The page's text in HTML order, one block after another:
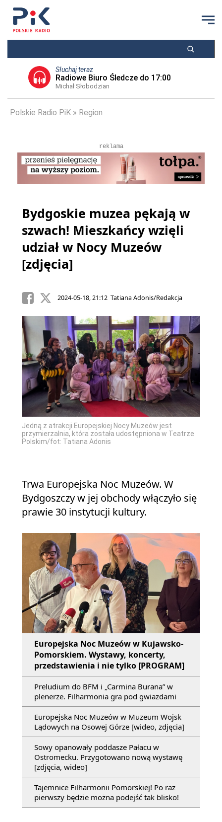
Słuchaj teraz
Radiowe Biuro Śledcze do 17:00
Michał Słobodzian
Polskie Radio PiK Region
reklama
Bydgoskie muzea pękają w
szwach! Mieszkańcy wzięli
udział w Nocy Muzeów
[zdjęcia]
2024-05-18, 21:12 Tatiana Adonis/Redakcja
Jedną z atrakcji Europejskiej Nocy Muzeów jest
przymierzalnia, która została udostępniona w Teatrze
Polskim/fot: Tatiana Adonis
Trwa Europejska Noc Muzeów. W
Bydgoszczy w jej obchody włączyło się
prawie 30 instytucji kultury.
Europejska Noc Muzeów w Kujawsko-
Pomorskiem. Wystawy, koncerty,
przedstawienia i nie tylko [PROGRAM]
Preludium do BFM i „Carmina Burana” w
plenerze. Filharmonia gra pod gwiazdami
Europejska Noc Muzeów w Muzeum Wojsk
Lądowych na Osowej Górze [wideo, zdjęcia]
Sowy opanowały poddasze Pałacu w
Ostromecku. Przygotowano nową wystawę
[zdjęcia, wideo]
Tajemnice Filharmonii Pomorskiej! Po raz
pierwszy będzie można podejść tak blisko!